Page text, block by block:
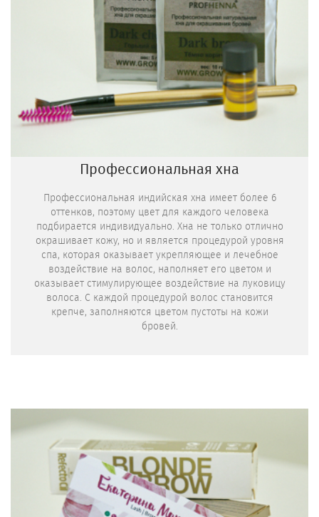
Профессиональная хна
Профессиональная индийская хна имеет более 6
оттенков, поэтому цвет для каждого человека
подбирается индивидуально. Хна не только отлично
окрашивает кожу, но и является процедурой уровня
спа, которая оказывает укрепляющее и лечебное
воздействие на волос, наполняет его цветом и
оказывает стимулирующее воздействие на луковицу
волоса. С каждой процедурой волос становится
крепче, заполняются цветом пустоты на кожи
бровей.